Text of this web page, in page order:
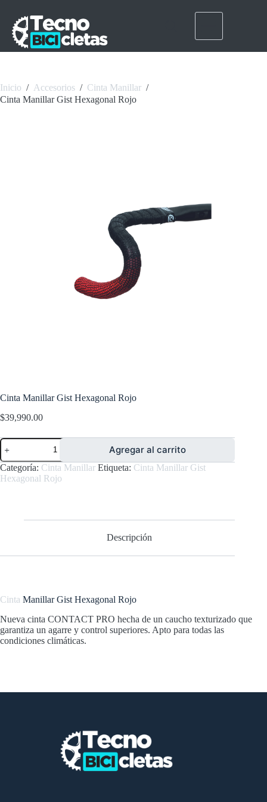
contenido
Inicio / Accesorios / Cinta Manillar /
Cinta Manillar Gist Hexagonal Rojo
Cinta Manillar Gist Hexagonal Rojo
$39,990.00
Cinta
Manillar
Gist
Hexagonal
Rojo
Agregar al carrito
Categoría: Cinta Manillar Etiqueta: Cinta Manillar Gist
Hexagonal Rojo
Descripción
Cinta Manillar Gist Hexagonal Rojo
Nueva cinta CONTACT PRO hecha de un caucho texturizado que
garantiza un agarre y control superiores. Apto para todas las
condiciones climáticas.